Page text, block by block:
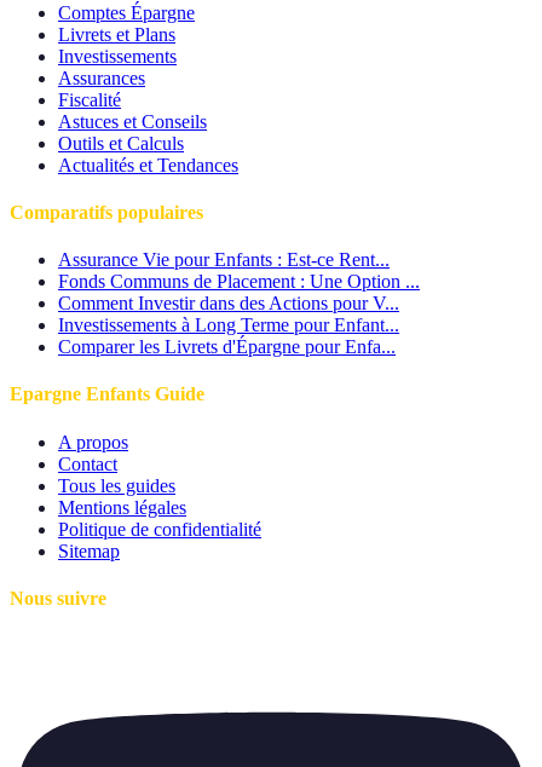
Comptes Épargne
Livrets et Plans
Investissements
Assurances
Fiscalité
Astuces et Conseils
Outils et Calculs
Actualités et Tendances
Comparatifs populaires
Assurance Vie pour Enfants : Est-ce Rent...
Fonds Communs de Placement : Une Option ...
Comment Investir dans des Actions pour V...
Investissements à Long Terme pour Enfant...
Comparer les Livrets d'Épargne pour Enfa...
Epargne Enfants Guide
A propos
Contact
Tous les guides
Mentions légales
Politique de confidentialité
Sitemap
Nous suivre